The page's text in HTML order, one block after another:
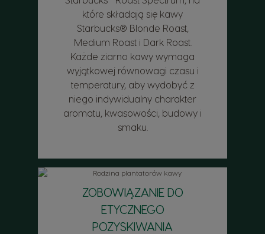
które składają się kawy
Starbucks® Blonde Roast,
Medium Roast i Dark Roast.
Każde ziarno kawy wymaga
wyjątkowej równowagi czasu i
temperatury, aby wydobyć z
niego indywidualny charakter
aromatu, kwasowości, budowy i
smaku.
ZOBOWIĄZANIE DO
ETYCZNEGO
POZYSKIWANIA